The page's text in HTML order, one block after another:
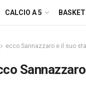
CALCIO A 5 BASKET
ecco Sannazzaro e il suo